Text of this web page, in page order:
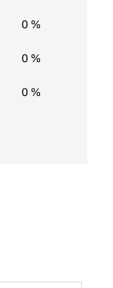
0 %
0 %
0 %